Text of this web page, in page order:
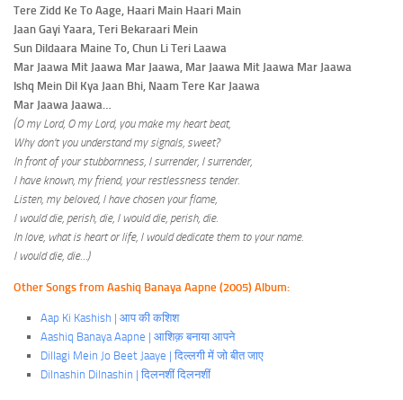
Tere Zidd Ke To Aage, Haari Main Haari Main
Jaan Gayi Yaara, Teri Bekaraari Mein
Sun Dildaara Maine To, Chun Li Teri Laawa
Mar Jaawa Mit Jaawa Mar Jaawa, Mar Jaawa Mit Jaawa Mar Jaawa
Ishq Mein Dil Kya Jaan Bhi, Naam Tere Kar Jaawa
Mar Jaawa Jaawa…
(O my Lord, O my Lord, you make my heart beat,
Why don’t you understand my signals, sweet?
In front of your stubbornness, I surrender, I surrender,
I have known, my friend, your restlessness tender.
Listen, my beloved, I have chosen your flame,
I would die, perish, die, I would die, perish, die.
In love, what is heart or life, I would dedicate them to your name.
I would die, die…)
Other Songs from Aashiq Banaya Aapne (2005) Album:
Aap Ki Kashish | आप की कशिश
Aashiq Banaya Aapne | आशिक़ बनाया आपने
Dillagi Mein Jo Beet Jaaye | दिल्लगी में जो बीत जाए
Dilnashin Dilnashin | दिलनशीं दिलनशीं